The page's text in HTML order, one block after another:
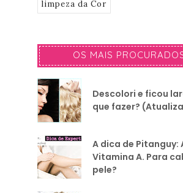
limpeza da Cor
OS MAIS
Descolori e ficou
que fazer?
A dica de Pitanguy:
Vitamina A. Para
pele?